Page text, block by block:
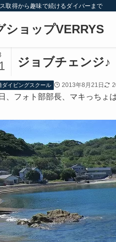
取得から趣味で続けるダイバーまで
ショップVERRYS
ジョブチェンジ♪
ダイビングスクール 2013年8月21日
、フォト部部長、マキっちょ